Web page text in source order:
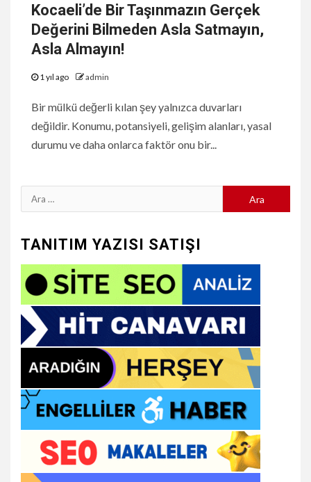
Kocaeli’de Bir Taşınmazın Gerçek
Değerini Bilmeden Asla Satmayın,
Asla Almayın!
1 yıl ago admin
Bir mülkü değerli kılan şey yalnızca duvarları
değildir. Konumu, potansiyeli, gelişim alanları, yasal
durumu ve daha onlarca faktör onu bir...
Arama:
TANITIM YAZISI SATIŞI